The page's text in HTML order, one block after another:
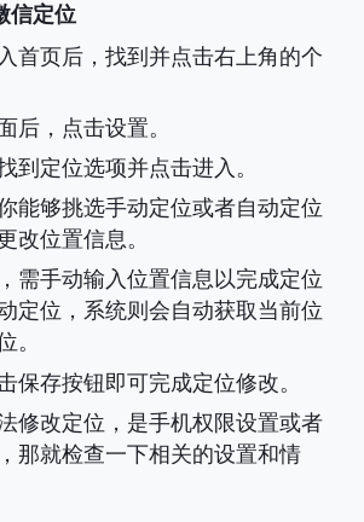
信定位
入首页后，找到并点击右上角的个
后，点击设置。
到定位选项并点击进入。
能够挑选手动定位或者自动定位
改位置信息。
需手动输入位置信息以完成定位
定位，系统则会自动获取当前位
。
保存按钮即可完成定位修改。
修改定位，是手机权限设置或者
那就检查一下相关的设置和情